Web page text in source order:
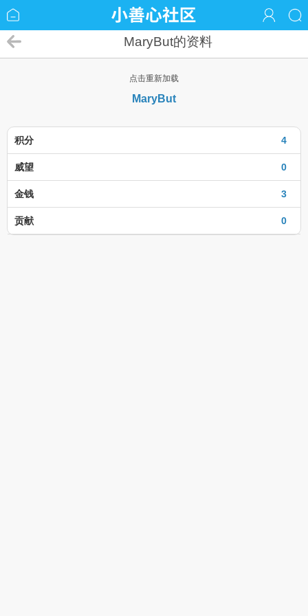
MaryBut的资料
点击重新加载
MaryBut
4
积分
0
威望
3
金钱
0
贡献